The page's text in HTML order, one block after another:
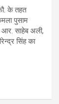
के तहत
पुसाम
साहेब अली,
सिंह का